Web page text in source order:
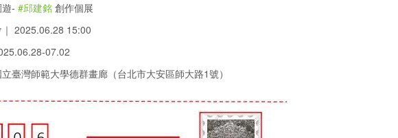
- #邱建銘創作個展
2025.06.28 15:00
07.02
臺灣師範大學德群畫廊（台北市大安區師大路1號）